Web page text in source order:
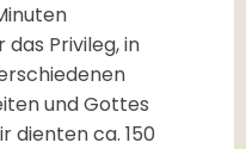
Privileg, in
und Gottes
dienten ca. 150